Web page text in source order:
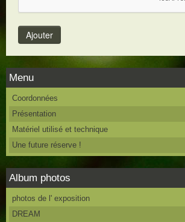
Menu
Coordonnées
Présentation
Matériel utilisé et technique
Une future réserve !
Album photos
photos de l' exposition
DREAM